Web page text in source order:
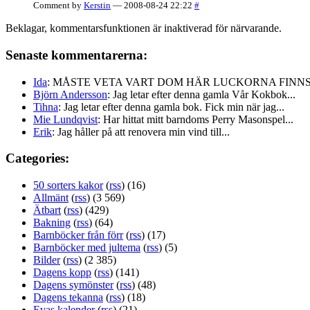
Comment by Kerstin — 2008-08-24 22:22 #
Beklagar, kommentarsfunktionen är inaktiverad för närvarande.
Senaste kommentarerna:
Ida: MÅSTE VETA VART DOM HÄR LUCKORNA
Björn Andersson: Jag letar efter denna gamla Vår Kokbok...
Tihna: Jag letar efter denna gamla bok. Fick min när jag...
Mie Lundqvist: Har hittat mitt barndoms Perry Masonspel...
Erik: Jag håller på att renovera min vind till...
Categories:
50 sorters kakor(rss) (16)
Allmänt (rss) (3 569)
Ätbart (rss) (429)
Bakning (rss) (64)
Barnböcker från förr(rss) (17)
Barnböcker med jultema (rss) (5)
Bilder(rss) (2 385)
Dagens kopp (rss) (141)
Dagens symönster(rss) (48)
Dagens tekanna (rss) (18)